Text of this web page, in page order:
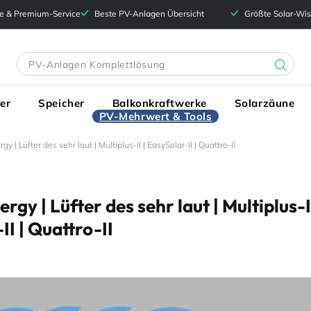
& Premium-Service Beste PV-Anlagen Übersicht Größte Solar-
Speicher Balkonkraftwerke Solarzäune
PV-Mehrwert & Tools
| Lüfter des sehr laut | Multiplus-II | EasySolar-II | Quattro-II
| Lüfter des sehr laut | Multiplus-
| Quattro-II